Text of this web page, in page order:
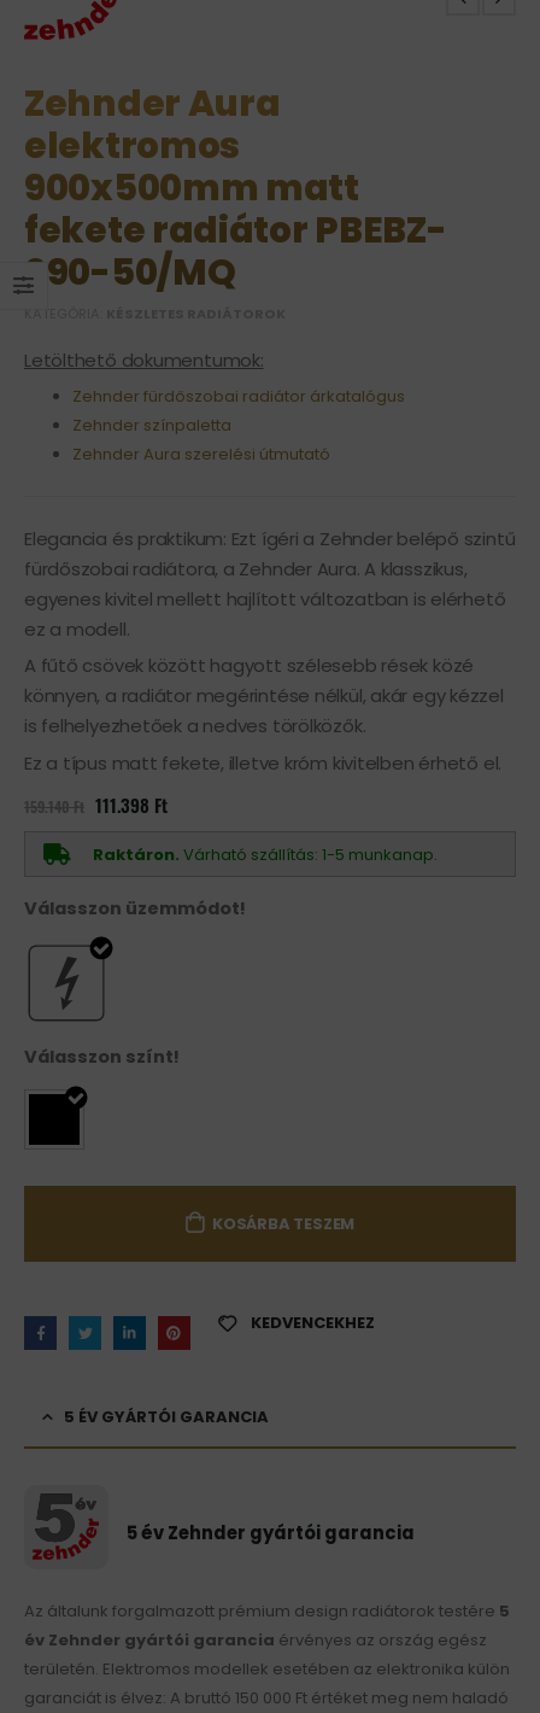
Zehnder Aura
elektromos
900x500mm matt
fekete radiátor PBEBZ-
090-50/MQ
Letölthető dokumentumok:
Zehnder fürdőszobai radiátor árkatalógus
Zehnder színpaletta
Zehnder Aura szerelési útmutató
Elegancia és praktikum: Ezt ígéri a Zehnder belépő szintű
fürdőszobai radiátora, a Zehnder Aura. A klasszikus,
egyenes kivitel mellett hajlított változatban is elérhető
ez a modell.
A fűtő csövek között hagyott szélesebb rések közé
könnyen, a radiátor megérintése nélkül, akár egy kézzel
is felhelyezhetőek a nedves törölközők.
Ez a típus matt fekete, illetve króm kivitelben érhető el.
159.140Ft Original
price
159.140 Ft.
111.398 FtCurrent
price
111.398 Ft.
Raktáron. Várható szállítás: 1-5 munkanap.
Válasszon üzemmódot!
Válasszon színt!
KOSÁRBA TESZEM
KEDVENCEKHEZ
5 ÉV GYÁRTÓI GARANCIA
5 év Zehnder gyártói garancia
Az általunk forgalmazott prémium design radiátorok testére 5
év Zehnder gyártói garancia érvényes az ország egész
területén. Elektromos modellek esetében az elektronika külön
garanciát is élvez: A bruttó 150 000 Ft értéket meg nem haladó